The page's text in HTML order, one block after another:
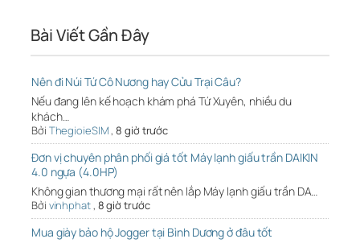
Bài Viết Gần Đây
Nên đi Núi Tứ Cô Nương hay Cửu Trại Câu?
Nếu đang lên kế hoạch khám phá Tứ Xuyên, nhiều du
khách…
Bởi ThegioieSIM,8 giờ trước
Đơn vị chuyên phân phối giá tốt Máy lạnh giấu trần DAIKIN
4.0 ngựa (4.0HP)
Không gian thương mại rất nên lắp Máy lạnh giấu trần DA…
Bởi vinhphat, 8 giờ trước
Mua giày bảo hộ Jogger tại Bình Dương ở đâu tốt